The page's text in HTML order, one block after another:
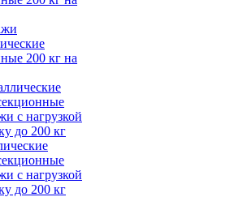
200 кг на
с нагрузкой
до 200 кг